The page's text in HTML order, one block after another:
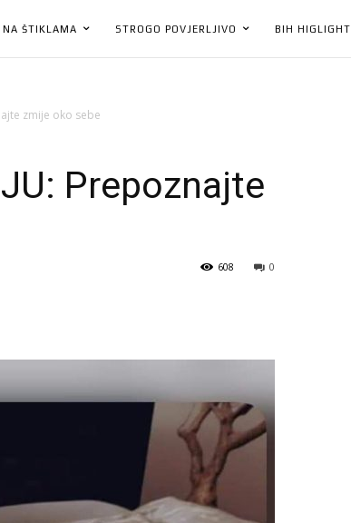
NA ŠTIKLAMA STROGO POVJERLJIVO BIH HIGLIGHT
zmije oko sebe
Prepoznajte
0
608